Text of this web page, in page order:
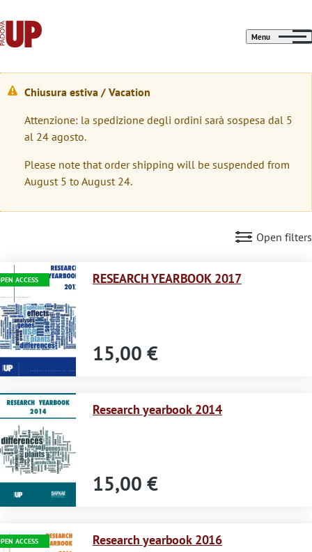
Menu
M
e
s
s
a
i
o
d
i
a
v
v
e
r
t
i
m
Chiusura estiva / Vacation
Attenzione: la spedizione degli ordini sarà sospesa dal 5
al 24 agosto.
Please note that order shipping will be suspended from
August 5 to August 24.
Open filters
ACCESS
Immagine RESEARCH YEARBOOK 2017
15,00 €
Immagine Research yearbook 2014
15,00 €
ACCESS
Immagine Research yearbook 2016